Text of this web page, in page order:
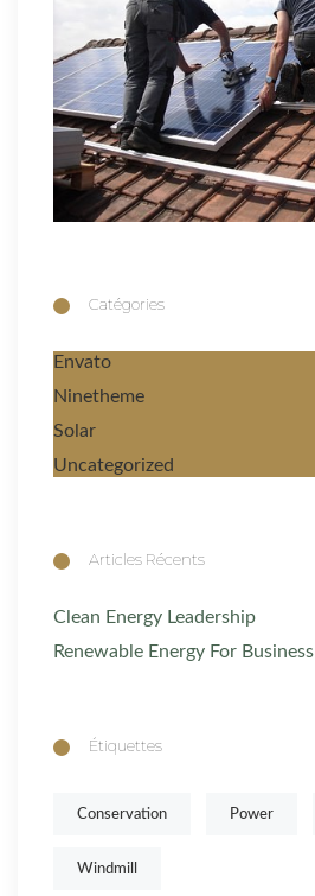
Catégories
Envato
Ninetheme
Solar
Uncategorized
Articles Récents
Clean Energy Leadership
Renewable Energy For Business
Étiquettes
Conservation Power
Windmill